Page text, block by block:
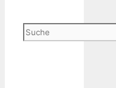
Suchen